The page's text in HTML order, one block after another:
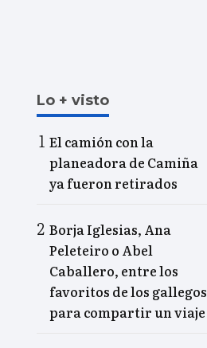
Lo + visto
El camión con la
planeadora de Camiña
ya fueron retirados
Borja Iglesias, Ana
Peleteiro o Abel
Caballero, entre los
favoritos de los gallegos
para compartir un viaje